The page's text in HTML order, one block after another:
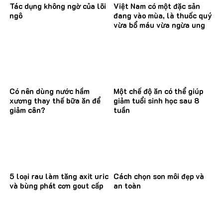
Tác dụng không ngờ của lõi
ngô
Việt Nam có một đặc sản
đang vào mùa, là thuốc quý
vừa bổ máu vừa ngừa ung
Có nên dùng nước hầm
xương thay thế bữa ăn để
giảm cân?
Một chế độ ăn có thể giúp
giảm tuổi sinh học sau 8
tuần
5 loại rau làm tăng axit uric
và bùng phát cơn gout cấp
Cách chọn son môi đẹp và
an toàn